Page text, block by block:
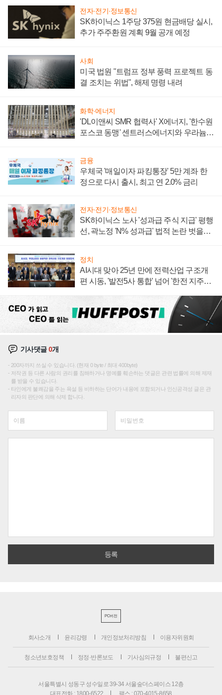
전자·전기·정보통신
SK하이닉스 1주당 375원 현금배당 실시,
추가 주주환원 계획 9월 공개 예정
사회
미국 법원 "트럼프 정부 풍력 프로젝트 동
결 조치는 위법", 해제 명령 내려
화학·에너지
'DL이앤씨 SMR 협력사' X에너지, '한수원
포스코 동맹' 센트러스에너지와 우라늄
금융
우체국 '매일이자 파킹통장' 5만 계좌 한
정으로 다시 출시, 최고 연 2.0% 금리
전자·전기·정보통신
SK하이닉스 노사 '성과급 주식 지급' 평행
선, 곽노정 'N% 성과급' 법적 논란 벗을지
정치
AI시대 맞아 25년 만에 전력산업 구조개
편 시동, '발전5사 통합' 넘어 '한전 지주사'
기사댓글0개
200자까지 쓰실 수 있습니다. (현재 0 byte / 최대 400byte)
저작권 등 다른 사람의 권리를 침해하거나 명예를 훼손하는 댓글은 관련 법률에 의해 제재
를 받을 수 있습니다.
타인에게 불쾌감을 주는 욕설 등 비하하는 단어가 내용에 포함되거나 인신공격성 글은 관
리자의 판단에 의해 삭제 합니다.
PC버전
회사소개 윤리강령 개인정보처리방침 이용자위원회
청소년보호정책 정정·반론보도 기사심의규정 불편신고
서울특별시 성동구 성수일로 39-34 서울숲더스페이스 12층
대표전화 : 1800-6522
팩스 : 070-4015-8658